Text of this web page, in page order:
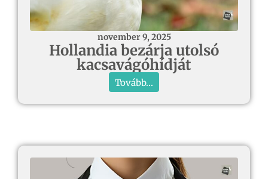
november 9, 2025
Hollandia bezárja utolsó
kacsavágóhídját
Tovább...